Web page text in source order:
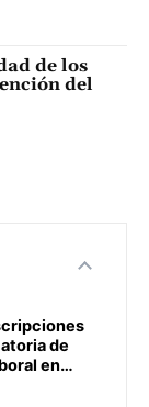
de los
del
de
en